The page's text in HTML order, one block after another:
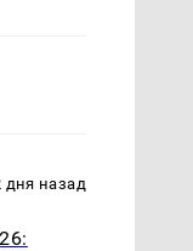
дня назад